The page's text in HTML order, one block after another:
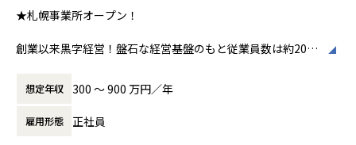
★札幌事業所オープン！
創業以来黒字経営！盤石な経営基盤のもと従業員数は約2000
採用です!!
ご志向／ご希望に応じて、プロジェクトを決定しますので、
是非面接でお話しください！
想定年収 300 〜 900 万円／年
雇用形態 正社員